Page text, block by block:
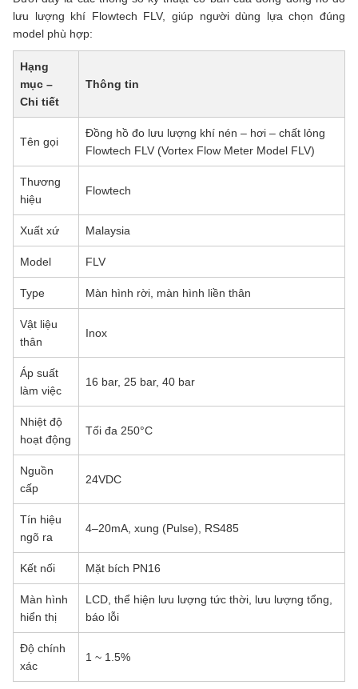
lưu lượng khí Flowtech FLV, giúp người dùng lựa chọn đúng
model phù hợp:
Hạng
mục –
Chi tiết
Thông tin
Tên gọi
Đồng hồ đo lưu lượng khí nén – hơi – chất lỏng
Flowtech FLV (Vortex Flow Meter Model FLV)
Thương
hiệu
Flowtech
Xuất xứ Malaysia
Model FLV
Type Màn hình rời, màn hình liền thân
Vật liệu
thân
Inox
Áp suất
làm việc
16 bar, 25 bar, 40 bar
Nhiệt độ
hoạt động
Tối đa 250°C
Nguồn
cấp
24VDC
Tín hiệu
ngõ ra
4–20mA, xung (Pulse), RS485
Kết nối Mặt bích PN16
Màn hình
hiển thị
LCD, thể hiện lưu lượng tức thời, lưu lượng tổng,
báo lỗi
Độ chính
xác
1 ~ 1.5%